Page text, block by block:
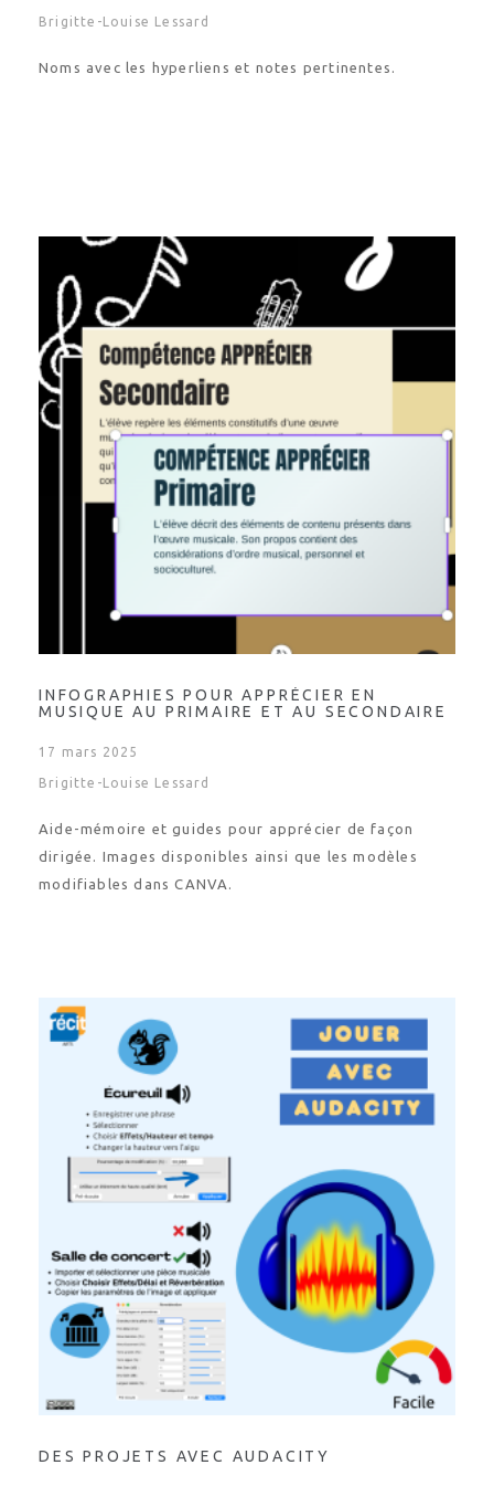
Brigitte-Louise Lessard
Noms avec les hyperliens et notes pertinentes.
INFOGRAPHIES POUR APPRÉCIER EN
MUSIQUE AU PRIMAIRE ET AU SECONDAIRE
17 mars 2025
Brigitte-Louise Lessard
Aide-mémoire et guides pour apprécier de façon
dirigée. Images disponibles ainsi que les modèles
modifiables dans CANVA.
DES PROJETS AVEC AUDACITY